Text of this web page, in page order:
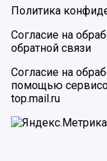
Политика
Согласие на
обратной связи
Согласие на
помощью
top.mail.ru